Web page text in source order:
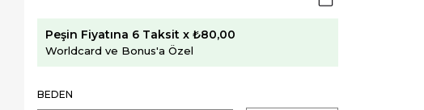
Peşin Fiyatına 6 Taksit x ₺80,00
Worldcard ve Bonus'a Özel
BEDEN